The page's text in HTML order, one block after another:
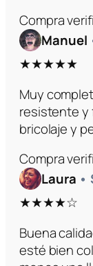
Compra
Manuel
★★★★★
Muy
resistente y
bricolaje y
Compra
Laura •
★★★★☆
Buena
esté bien